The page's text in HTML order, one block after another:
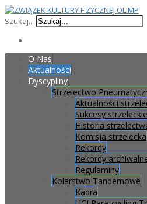
Szukaj...
O Nas
Aktualności
Dyscypliny
Strzelectwo
Aktualności
Sukcesy
Historia
Komisja strzelecka
Rekordy
Rekordy
Regulaminy
Kolarstwo Tandemowe
Kadra